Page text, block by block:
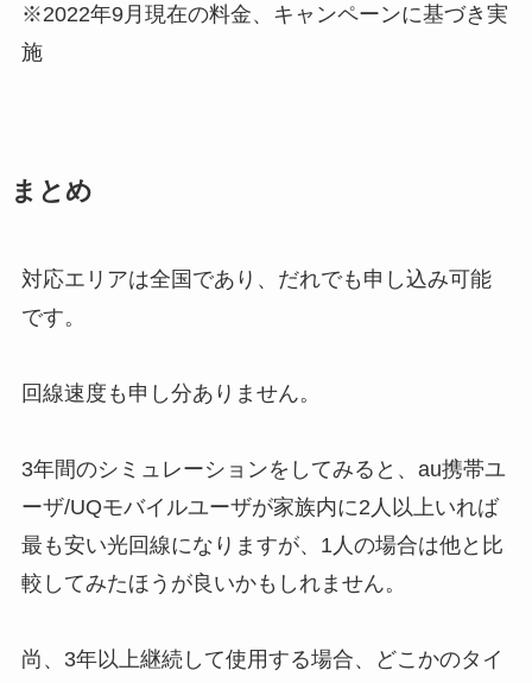
※2022年9月現在の料金、キャンペーンに基づき実
施
まとめ
対応エリアは全国であり、だれでも申し込み可能
です。
回線速度も申し分ありません。
3年間のシミュレーションをしてみると、 au携帯ユ
ーザ/UQモバイルユーザが家族内に2人以上いれば
最も安い光回線になりますが、1人の場合は他と比
較してみたほうが良いかもしれません。
尚、3年以上継続して使用する場合、どこかのタイ